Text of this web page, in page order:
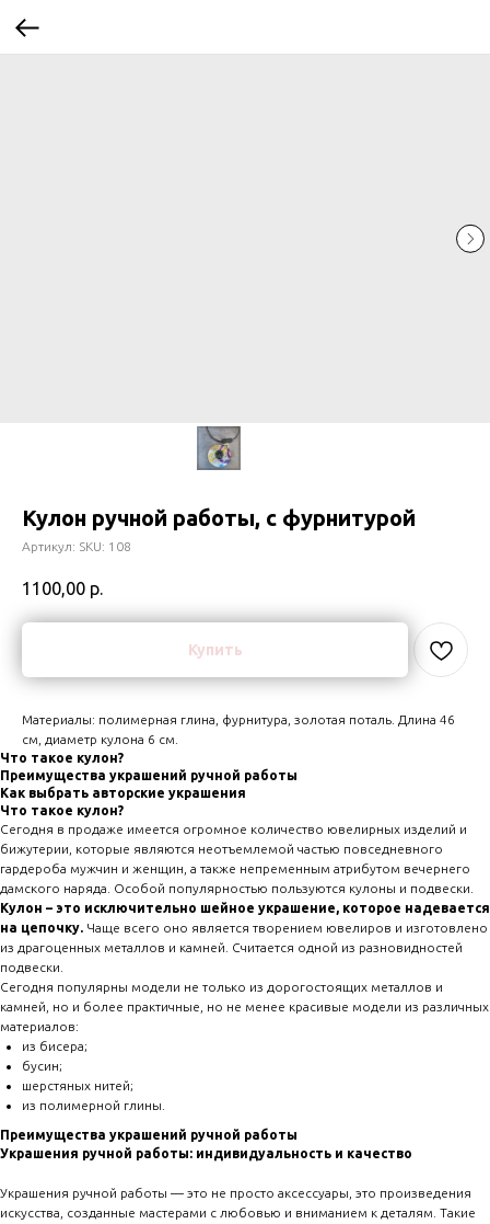
Кулон ручной работы, с фурнитурой
Артикул: SKU: 108
1100,00 р.
Купить
Материалы: полимерная глина, фурнитура, золотая поталь. Длина 46
см, диаметр кулона 6 см.
Что такое кулон?
Преимущества украшений ручной работы
Как выбрать авторские украшения
Что такое кулон?
Сегодня в продаже имеется огромное количество ювелирных изделий и
бижутерии, которые являются неотъемлемой частью повседневного
гардероба мужчин и женщин, а также непременным атрибутом вечернего
дамского наряда. Особой популярностью пользуются кулоны и подвески.
Кулон – это исключительно шейное украшение, которое надевается
на цепочку. Чаще всего оно является творением ювелиров и изготовлено
из драгоценных металлов и камней. Считается одной из разновидностей
подвески.
Сегодня популярны модели не только из дорогостоящих металлов и
камней, но и более практичные, но не менее красивые модели из различных
материалов:
из бисера;
бусин;
шерстяных нитей;
из полимерной глины.
Преимущества украшений ручной работы
Украшения ручной работы: индивидуальность и качество
Украшения ручной работы — это не просто аксессуары, это произведения
искусства, созданные мастерами с любовью и вниманием к деталям. Такие